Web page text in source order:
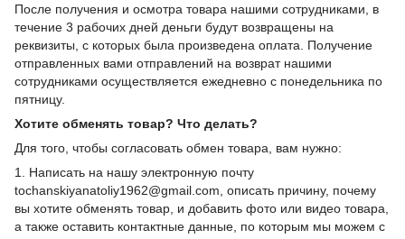
После получения и осмотра товара нашими сотрудниками, в
течение 3 рабочих дней деньги будут возвращены на
реквизиты, с которых была произведена оплата. Получение
отправленных вами отправлений на возврат нашими
сотрудниками осуществляется ежедневно с понедельника по
пятницу.
Хотите обменять товар? Что делать?
Для того, чтобы согласовать обмен товара, вам нужно:
1. Написать на нашу электронную почту
tochanskiyanatoliy1962@gmail.com, описать причину, почему
вы хотите обменять товар, и добавить фото или видео товара,
а также оставить контактные данные, по которым мы можем с